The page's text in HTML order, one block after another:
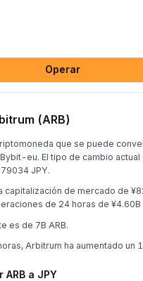
Operar
(ARB)
que se puede
eu. El tipo de cambio actual
JPY.
capitalización de mercado de
de 24 horas de ¥4.60B
es de 7B ARB.
Arbitrum ha aumentado un
a JPY